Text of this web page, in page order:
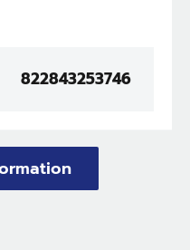
822843253746